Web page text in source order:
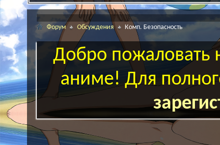
Форум Обсуждения Комп. Безопасность
Добро пожаловать
аниме! Для